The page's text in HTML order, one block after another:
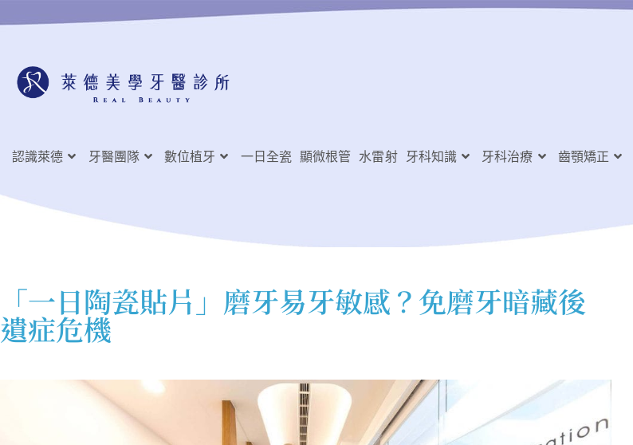
認識萊德 牙醫團隊 數位植牙 一日全瓷 顯微根管 水雷射 牙科知識 牙科治療 齒顎矯正
「一日陶瓷貼片」磨牙易牙敏感？免磨牙暗藏後
遺症危機